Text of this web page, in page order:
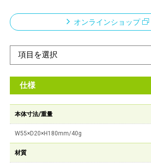
オンラインショップ
仕様
本体寸法/重量
W55×D20×H180mm/40g
材質